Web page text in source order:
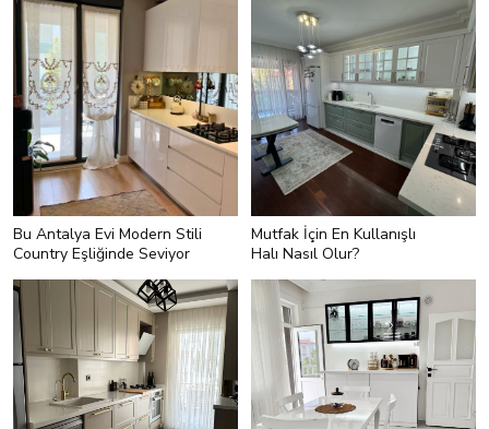
Bu Antalya Evi Modern Stili
Country Eşliğinde Seviyor
Mutfak İçin En Kullanışlı
Halı Nasıl Olur?
<h3 style="text-align:left;">4-
Kolayca Kaldırılabilecek Kadar
İnce</h3> <p style="text-
align:left;">Mutfak halısı için
olmazsa olmaz bir diğer özellik de
halının inceliği! Bunun ilk nedeni
kısa havların (tüylerin) olması.
Böylece halı içinde kırıntılar, kirler